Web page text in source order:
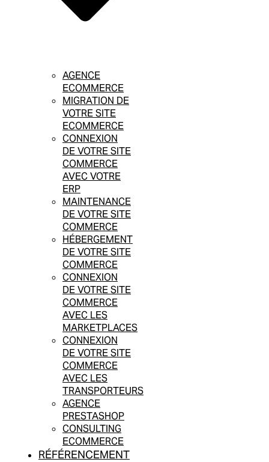
AGENCE
ECOMMERCE
MIGRATION DE
VOTRE SITE
ECOMMERCE
CONNEXION
DE VOTRE SITE
COMMERCE
AVEC VOTRE
ERP
MAINTENANCE
DE VOTRE SITE
COMMERCE
HÉBERGEMENT
DE VOTRE SITE
COMMERCE
CONNEXION
DE VOTRE SITE
COMMERCE
AVEC LES
MARKETPLACES
CONNEXION
DE VOTRE SITE
COMMERCE
AVEC LES
TRANSPORTEURS
AGENCE
PRESTASHOP
CONSULTING
ECOMMERCE
RÉFÉRENCEMENT